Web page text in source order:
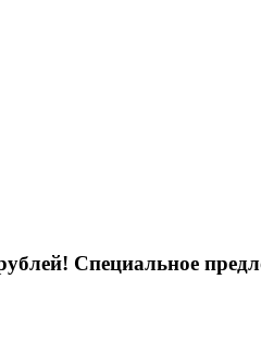
Специальное